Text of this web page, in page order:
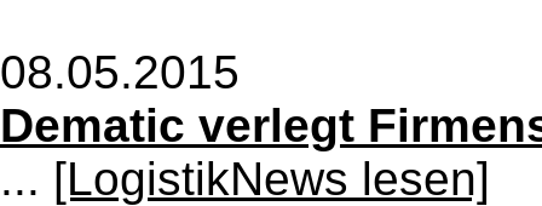
08.05.2015
Dematic verlegt
... [LogistikNews lesen]